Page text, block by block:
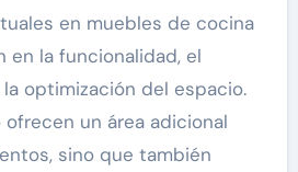
en muebles de cocina
en la funcionalidad, el
optimización del espacio.
ofrecen un área adicional
sino que también